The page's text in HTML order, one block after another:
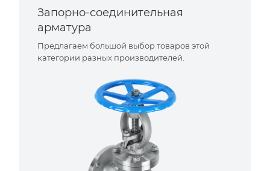
Запорно-соединительная
арматура
Предлагаем большой выбор товаров этой
категории разных производителей.